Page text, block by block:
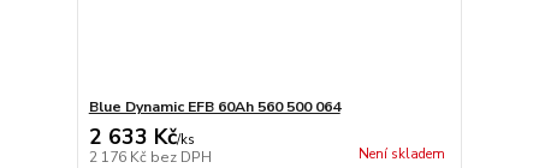
Blue Dynamic EFB 60Ah 560 500 064
2 633 Kč/ks
2 176 Kč bez DPH Není skladem